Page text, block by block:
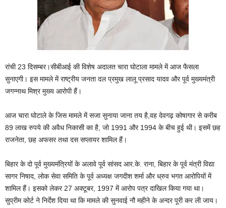
रांची 23 दिसम्बर।सीबीआई की विशेष अदालत चारा घोटाला मामले में आज फैसला
सुनाएगी। इस मामले में राष्ट्रीय जनता दल प्रमुख लालू प्रसाद यादव और पूर्व मुख्यमंत्री
जगन्नाथ मिश्र मुख्य आरोपी हैं।
आज चारा घोटाले के जिस मामले में सजा सुनाया जाना तय है,वह देवगढ़ कोषागार से करीब
89 लाख रुपये की अवैध निकासी का है, जो 1991 और 1994 के बीच हुई थी। इसमें छह
राजनेता, छह अफसर तथा दस सप्लायर शामिल हैं।
बिहार के दो पूर्व मुख्यमंत्रियों के अलावे पूर्व सांसद आर.के. राना, बिहार के पूर्व मंत्री विद्या
सागर निषाद, लोक सेवा समिति के पूर्व अध्यक्ष जगदीश शर्मा और ध्रुव भगत आरोपियों में
शामिल हैं। इसको लेकर 27 अक्टूबर, 1997 में आरोप पत्र दाखिल किया गया था।
सुप्रीम कोर्ट ने निर्देश दिया था कि मामले की सुनवाई नौ महीने के अन्दर पूरी कर ली जाय।